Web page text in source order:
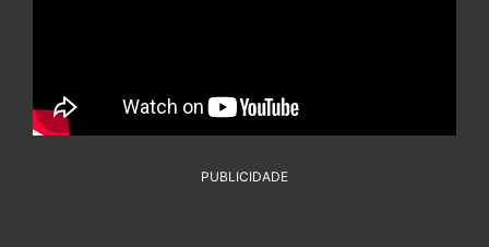
PUBLICIDADE